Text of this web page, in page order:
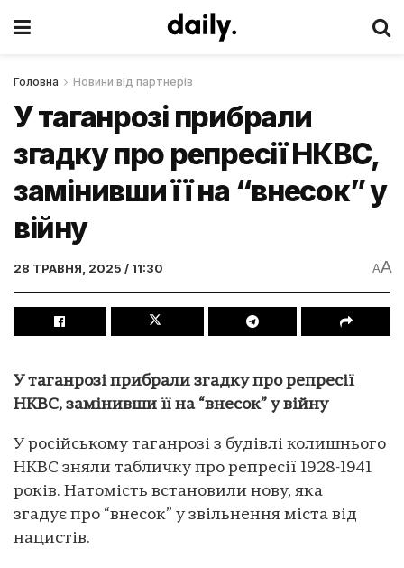
Головна Новини від партнерів
У таганрозі прибрали
згадку про репресії НКВС,
замінивши її на “внесок” у
війну
28 ТРАВНЯ, 2025 / 11:30 AA
У таганрозі прибрали згадку про репресії
НКВС, замінивши її на “внесок” у війну
У російському таганрозі з будівлі колишнього
НКВС зняли табличку про репресії 1928-1941
років. Натомість встановили нову, яка
згадує про “внесок” у звільнення міста від
нацистів.